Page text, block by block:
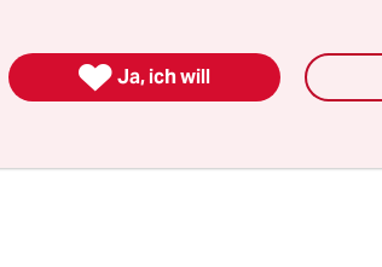
werden alle Parteichefs mit den
 Ja, ich will